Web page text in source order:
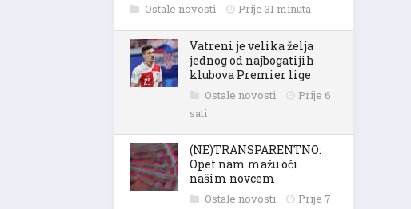
Ostale novosti Prije 31 minuta
Vatreni je velika želja
jednog od najbogatijih
klubova Premier lige
Ostale novosti
Prije 6
sati
(NE)TRANSPARENTNO:
Opet nam mažu oči
našim novcem
Ostale novosti
Prije 7